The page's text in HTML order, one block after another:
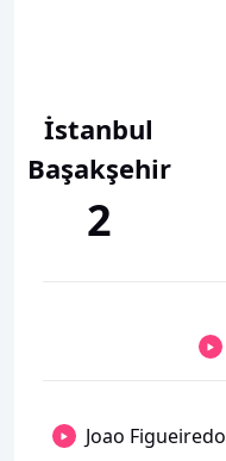
İstanbul
Başakşehir
2
Joao Figueiredo